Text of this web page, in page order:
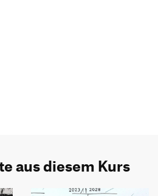
aus diesem Kurs